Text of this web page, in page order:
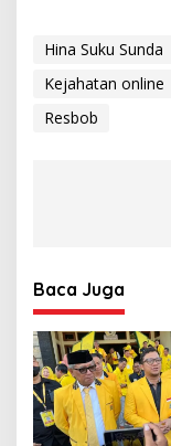
Hina Suku Sunda
Kejahatan online
Resbob
Baca Juga